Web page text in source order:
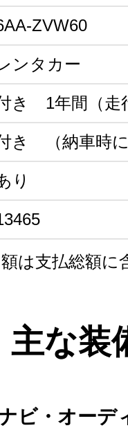
ZVW60
ンタカー
き 1年間（走
き （納車時
り
は支払総額に
主な装
ビ・オーデ